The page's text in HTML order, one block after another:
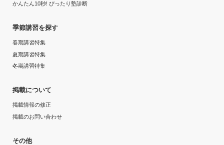
かんたん10秒! ぴったり塾診断
季節講習を探す
春期講習特集
夏期講習特集
冬期講習特集
掲載について
掲載情報の修正
掲載のお問い合わせ
その他